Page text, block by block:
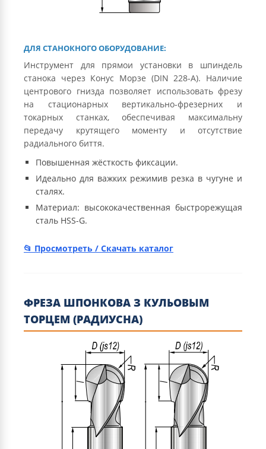
ДЛЯ СТАНОКНОГО ОБОРУДОВАНИЕ:
Инструмент для прямои установки в шпиндель
станока через Конус Морзе (DIN 228-A). Наличие
центрового гнизда позволяет использовать фрезу
на стационарных вертикально-фрезерних и
токарных станках, обеспечивая максимальну
передачу крутящего моменту и отсутствие
радиального биття.
Повышенная жёсткость фиксации.
Идеально для важких режимив резка в чугуне и
сталях.
Материал: высококачественная быстрорежущая
сталь HSS-G.
Просмотреть / Скачать каталог
ФРЕЗА ШПОНКОВА З КУЛЬОВЫМ
ТОРЦЕМ (РАДИУСНА)